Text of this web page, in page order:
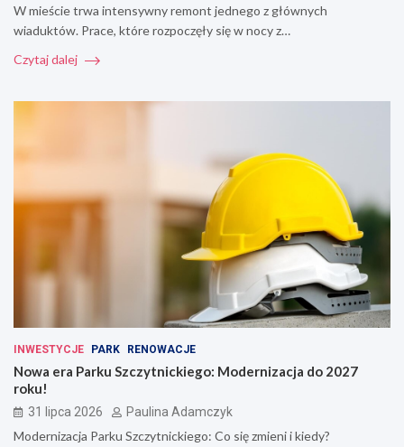
W mieście trwa intensywny remont jednego z głównych
wiaduktów. Prace, które rozpoczęły się w nocy z…
Czytaj dalej
INWESTYCJE PARK RENOWACJE
Nowa era Parku Szczytnickiego: Modernizacja do 2027
roku!
31 lipca 2026 Paulina Adamczyk
Modernizacja Parku Szczytnickiego: Co się zmieni i kiedy?